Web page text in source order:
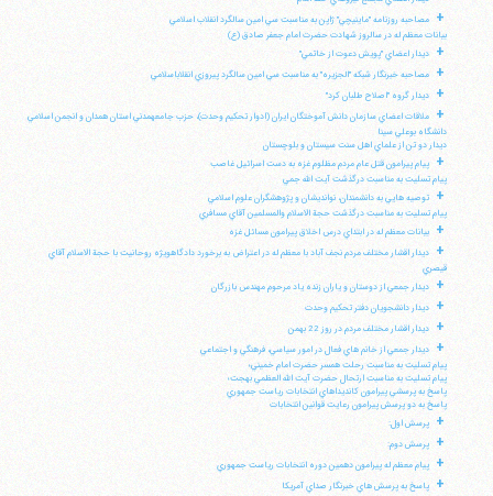
+
مصاحبه روزنامه "ماينيچي" ژاپن به مناسبت سي امين سالگرد انقلاب اسلامي
بيانات معظم له در سالروز شهادت حضرت امام جعفر صادق (ع)
+ ديدار اعضاي "پويش دعوت از خاتمي"
+ مصاحبه خبرنگار شبكه "الجزيره" به مناسبت سي امين سالگرد پيروزي انقلاباسلامي
+ ديدار گروه "اصلاح طلبان كرد"
+
ملاقات اعضاي سازمان دانش آموختگان ايران (ادوار تحكيم وحدت)، حزب جامعهمدني استان همدان و انجمن اسلامي
دانشگاه بوعلي سينا
ديدار دو تن از علماي اهل سنت سيستان و بلوچستان
+
پيام پيرامون قتل عام مردم مظلوم غزه به دست اسرائيل غاصب
پيام تسليت به مناسبت درگذشت آيت الله جمي
+
توصيه هايي به دانشمندان، نوانديشان و پژوهشگران علوم اسلامي
پيام تسليت به مناسبت درگذشت حجة الاسلام والمسلمين آقاي مسافري
+ بيانات معظم له در ابتداي درس اخلاق پيرامون مسائل غزه
+
ديدار اقشار مختلف مردم نجف آباد با معظم له در اعتراض به برخورد دادگاهويژه روحانيت با حجة الاسلام آقاي
قيصري
+ ديدار جمعي از دوستان و ياران زنده ياد مرحوم مهندس بازرگان
+ ديدار دانشجويان دفتر تحكيم وحدت
+ ديدار اقشار مختلف مردم در روز 22 بهمن
+
ديدار جمعي از خانم هاي فعال در امور سياسي، فرهنگي و اجتماعي
پيام تسليت به مناسبت رحلت همسر حضرت امام خميني؛
پيام تسليت به مناسبت ارتحال حضرت آيت الله العظمي بهجت؛
پاسخ به پرسشي پيرامون كانديداهاي انتخابات رياست جمهوري
پاسخ به دو پرسش پيرامون رعايت قوانين انتخابات
+ پرسش اول:
+ پرسش دوم:
+ پيام معظم له پيرامون دهمين دوره انتخابات رياست جمهوري
+
پاسخ به پرسش هاي خبرنگار صداي آمريكا